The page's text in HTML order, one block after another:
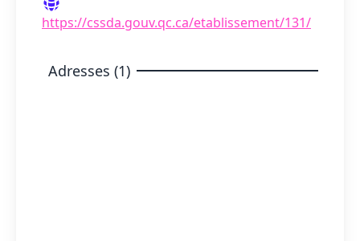
https://cssda.gouv.qc.ca/etablissement/131/
Adresses (1)